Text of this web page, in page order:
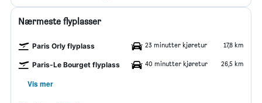
Nærmeste flyplasser
Paris Orly flyplass 23 minutter kjøretur 17,8 km
Paris-Le Bourget flyplass 40 minutter kjøretur 26,5 km
Vis mer